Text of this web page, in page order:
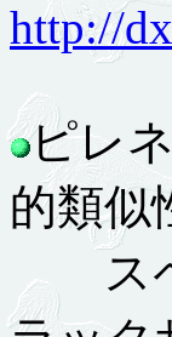
http://
ピレ
的類
スペ